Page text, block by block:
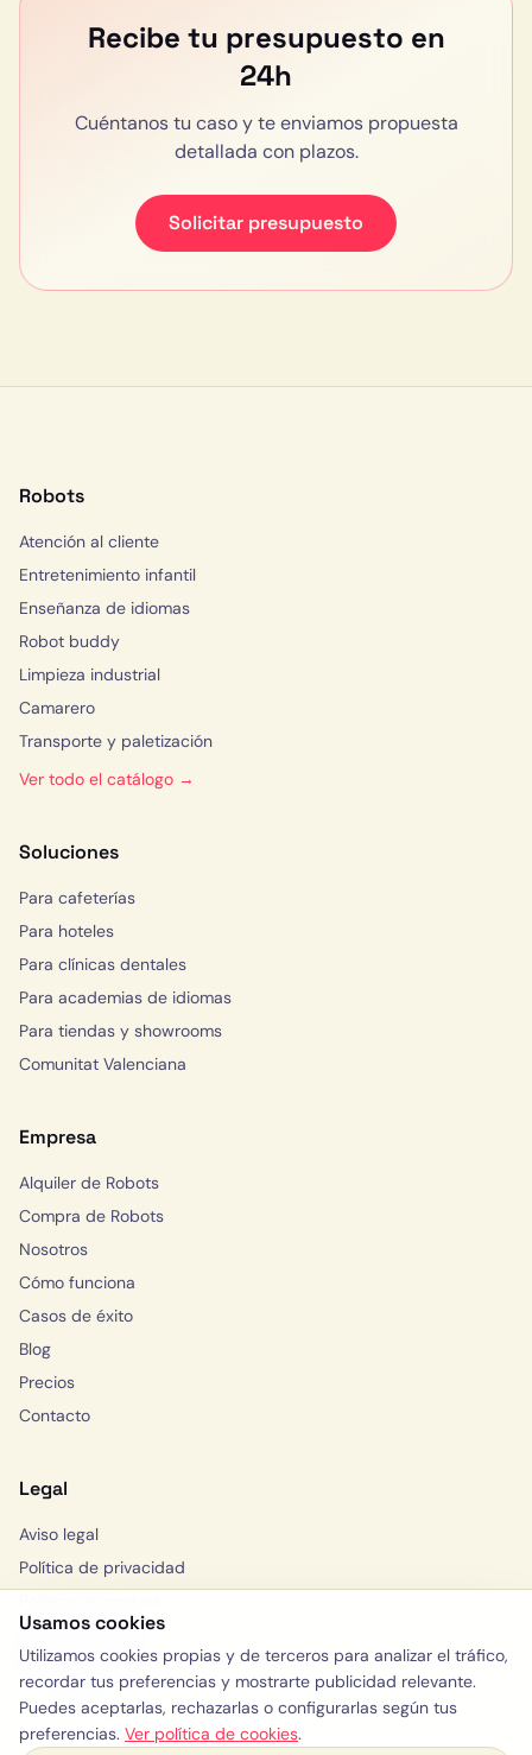
Usamos cookies
Utilizamos cookies propias y de terceros para analizar el tráfico,
recordar tus preferencias y mostrarte publicidad relevante.
Puedes aceptarlas, rechazarlas o configurarlas según tus
preferencias. Ver política de cookies.
Recibe tu presupuesto en
24h
Cuéntanos tu caso y te enviamos propuesta
detallada con plazos.
Solicitar presupuesto
Robots
Atención al cliente
Entretenimiento infantil
Enseñanza de idiomas
Robot buddy
Limpieza industrial
Camarero
Transporte y paletización
Ver todo el catálogo →
Soluciones
Para cafeterías
Para hoteles
Para clínicas dentales
Para academias de idiomas
Para tiendas y showrooms
Comunitat Valenciana
Empresa
Alquiler de Robots
Compra de Robots
Nosotros
Cómo funciona
Casos de éxito
Blog
Precios
Contacto
Legal
Aviso legal
Política de privacidad
Solicitar consulta
WhatsApp